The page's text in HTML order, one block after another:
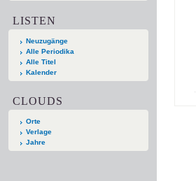
LISTEN
Neuzugänge
Alle Periodika
Alle Titel
Kalender
CLOUDS
Orte
Verlage
Jahre